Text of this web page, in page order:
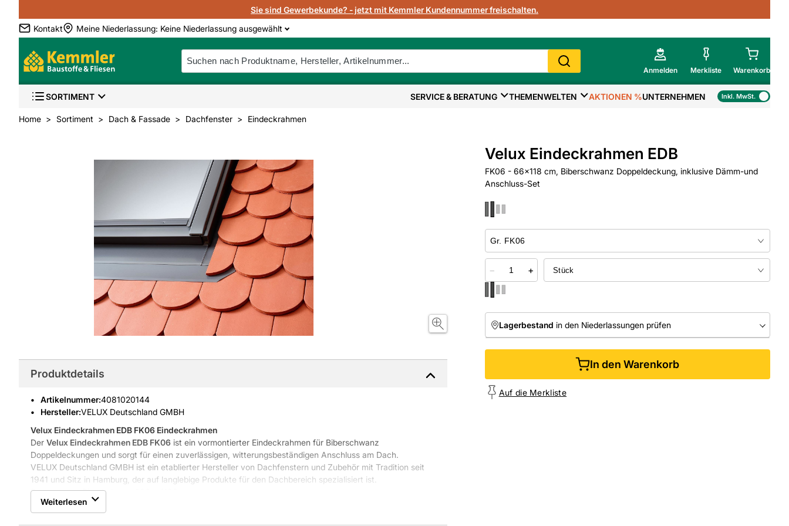
Sie sind Gewerbekunde? - jetzt mit Kemmler Kundennummer freischalten.
Kontakt
Meine Niederlassung: Keine Niederlassung ausgewählt
Anmelden Merkliste Warenkorb
Mein Warenkorb
Zur Kasse
SORTIMENT SERVICE & BERATUNG THEMENWELTEN AKTIONEN %UNTERNEHMEN Inkl. MwSt.
Home Sortiment Dach & Fassade Dachfenster Eindeckrahmen
Velux Eindeckrahmen EDB
FK06 - 66x118 cm, Biberschwanz Doppeldeckung, inklusive Dämm-und
Anschluss-Set
− +
Lagerbestand in den Niederlassungen prüfen
NIEDERLASSUNGEN
In den Warenkorb
Auf die Merkliste
Produktdetails
Artikelnummer:4081020144
Hersteller:VELUX Deutschland GMBH
Velux Eindeckrahmen EDB FK06 Eindeckrahmen
Der Velux Eindeckrahmen EDB FK06 ist ein vormontierter Eindeckrahmen für Biberschwanz
Doppeldeckungen und sorgt für einen zuverlässigen, witterungsbeständigen Anschluss am Dach.
VELUX Deutschland GMBH ist ein etablierter Hersteller von Dachfenstern und Zubehör mit Tradition seit
1941 und Sitz in Hamburg, der auf langlebige Produkte für den Dachbereich spezialisiert ist.
Passgenauer Blendrahmen 660 x 1180 mm
Aluminium-Außenabdeckung für lange Haltbarkeit
Zulässig für Dachneigungen von 2590 Grad
Weiterlesen